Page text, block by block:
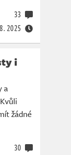
2025
33
i
a
žádné
30